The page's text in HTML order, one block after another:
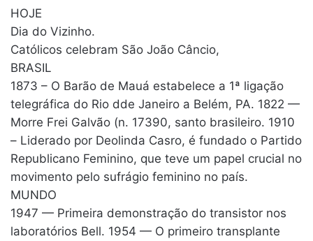
HOJE
Dia do Vizinho.
Católicos celebram São João Câncio,
BRASIL
1873 – O Barão de Mauá estabelece a 1ª ligação
telegráfica do Rio dde Janeiro a Belém, PA. 1822 —
Morre Frei Galvão (n. 17390, santo brasileiro. 1910
– Liderado por Deolinda Casro, é fundado o Partido
Republicano Feminino, que teve um papel crucial no
movimento pelo sufrágio feminino no país.
MUNDO
1947 — Primeira demonstração do transistor nos
laboratórios Bell. 1954 — O primeiro transplante